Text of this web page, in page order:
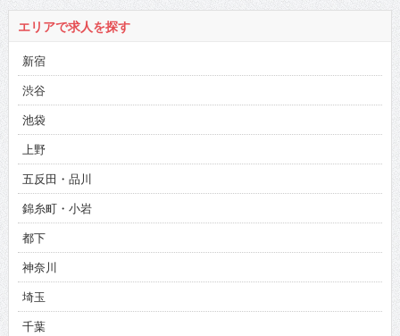
エリアで求人を探す
新宿
渋谷
池袋
上野
五反田・品川
錦糸町・小岩
都下
神奈川
埼玉
千葉